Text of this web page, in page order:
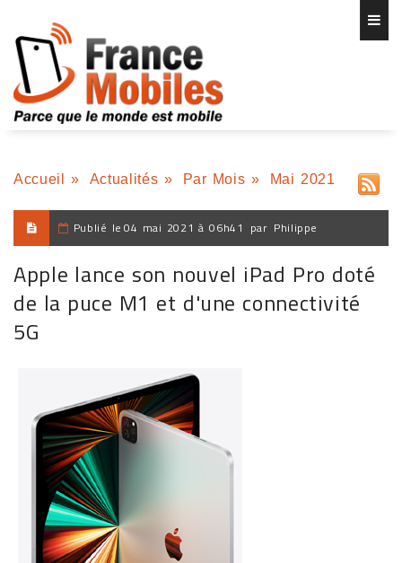
Accueil » Actualités » Par Mois » Mai 2021
Publié le 04 mai 2021 à 06h41 par Philippe
Apple lance son nouvel iPad Pro doté
de la puce M1 et d'une connectivité
5G